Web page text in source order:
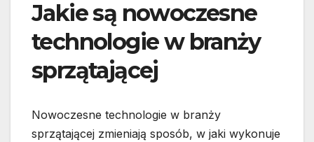
Jakie są nowoczesne
technologie w branży
sprzątającej
Nowoczesne technologie w branży
sprzątającej zmieniają sposób, w jaki wykonuje